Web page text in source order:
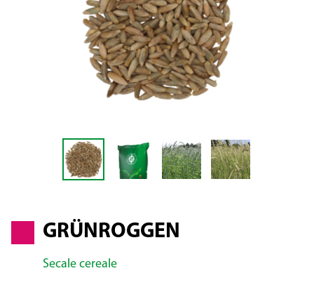
GRÜNROGGEN
Secale cereale